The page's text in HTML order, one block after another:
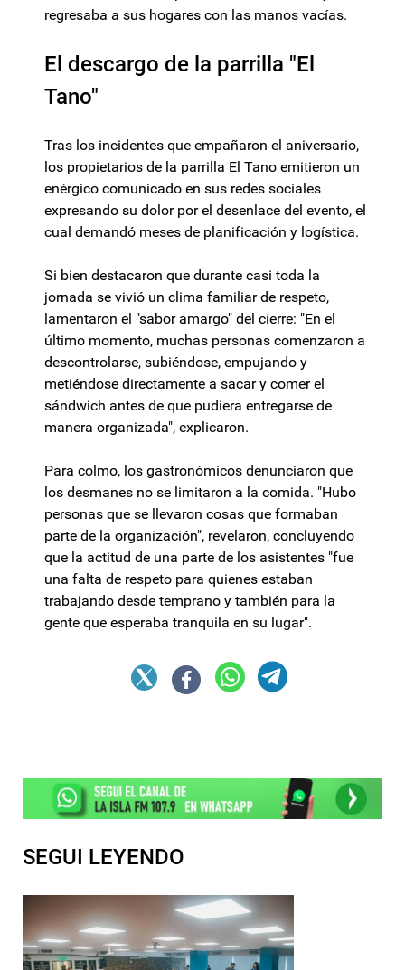
regresaba a sus hogares con las manos vacías.
El descargo de la parrilla "El
Tano"
Tras los incidentes que empañaron el aniversario,
los propietarios de la parrilla El Tano emitieron un
enérgico comunicado en sus redes sociales
expresando su dolor por el desenlace del evento, el
cual demandó meses de planificación y logística.
Si bien destacaron que durante casi toda la
jornada se vivió un clima familiar de respeto,
lamentaron el "sabor amargo" del cierre: "En el
último momento, muchas personas comenzaron a
descontrolarse, subiéndose, empujando y
metiéndose directamente a sacar y comer el
sándwich antes de que pudiera entregarse de
manera organizada", explicaron.
Para colmo, los gastronómicos denunciaron que
los desmanes no se limitaron a la comida. "Hubo
personas que se llevaron cosas que formaban
parte de la organización", revelaron, concluyendo
que la actitud de una parte de los asistentes "fue
una falta de respeto para quienes estaban
trabajando desde temprano y también para la
gente que esperaba tranquila en su lugar".
SEGUI LEYENDO